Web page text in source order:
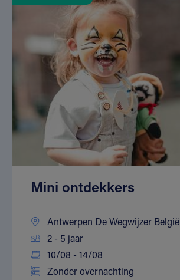
Mini ontdekkers
Antwerpen De Wegwijzer België
2 - 5 jaar
10/08 - 14/08
Zonder overnachting